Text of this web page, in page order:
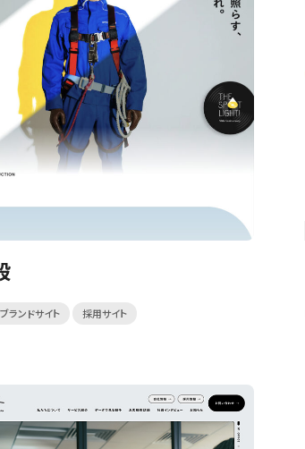
グ・総合プロデュース 動画・映像・PV
ランドサイト 採用サイト